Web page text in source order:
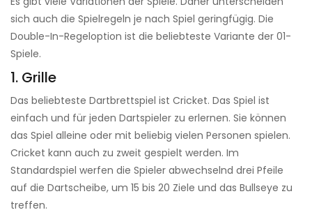
sich auch die Spielregeln je nach Spiel geringfügig. Die
Double-In-Regeloption ist die beliebteste Variante der 01-
Spiele.
1. Grille
Das beliebteste Dartbrettspiel ist Cricket. Das Spiel ist
einfach und für jeden Dartspieler zu erlernen. Sie können
das Spiel alleine oder mit beliebig vielen Personen spielen.
Cricket kann auch zu zweit gespielt werden. Im
Standardspiel werfen die Spieler abwechselnd drei Pfeile
auf die Dartscheibe, um 15 bis 20 Ziele und das Bullseye zu
treffen.